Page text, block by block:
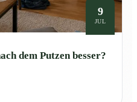
9
JUL
dem Putzen besser?